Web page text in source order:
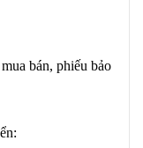
bán, phiếu bảo